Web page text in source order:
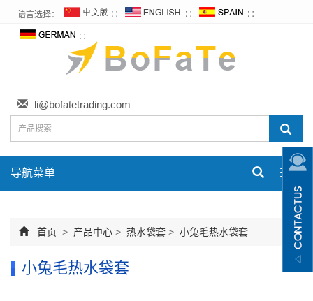
语言选择： ∷ ∷ ∷
∷
li@bofatetrading.com
导航菜单
首页 > 产品中心 > 热水袋套 > 小兔毛热水袋套
小兔毛热水袋套